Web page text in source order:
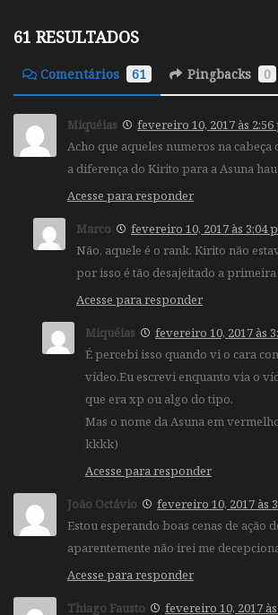
61 RESULTADOS
Comentários 61 Pingbacks 0
Miquéias
fevereiro 10, 2017 às
Acho que aqueles numeros na cabeça
a diferença do Kirito para a Asuna
Acesse para responder
Marco
fevereiro 10, 2017 às 3:04
Não, aquele é o rank. Kirito não
por isso é tão desajeitado a primeira
Acesse para responder
Miquéias
fevereiro 10, 2017 às
É percebi isso quando vi o cara
vídeo.Eu escrevi enquanto via o
que era xp ou algo do tipo.
Mas o nome da Asuna em
kkkk)
Acesse para responder
João Octávio
fevereiro 10, 2017 às
Estou esperando boas cenas de ação
aparentemente não irei me
Acesse para responder
Thiago Fausto
fevereiro 10, 2017